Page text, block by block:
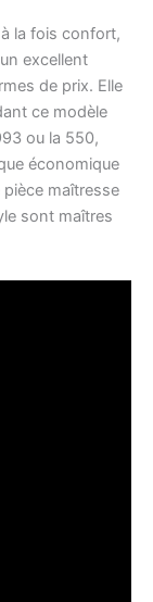
la fois confort,
excellent
de prix. Elle
ce modèle
ou la 550,
économique
maîtresse
sont maîtres